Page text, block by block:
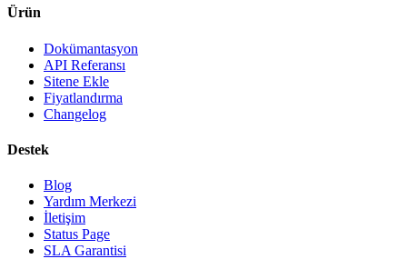
Ürün
Dokümantasyon
API Referansı
Sitene Ekle
Fiyatlandırma
Changelog
Destek
Blog
Yardım Merkezi
İletişim
Status Page
SLA Garantisi